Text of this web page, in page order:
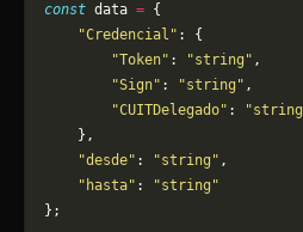
const data = {
    "Credencial"
: {
        "Token"
: "string" ,
        "Sign"
: "string" ,
        "CUITDelegado"
:
    },
    "desde"
: "string" ,
    "hasta"
:
"string"
};